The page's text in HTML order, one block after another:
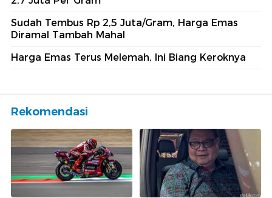
Sudah Tembus Rp 2,5 Juta/Gram, Harga Emas
Diramal Tambah Mahal
Harga Emas Terus Melemah, Ini Biang Keroknya
Rekomendasi